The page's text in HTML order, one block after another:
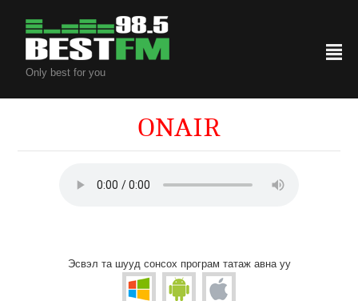
Only best for you
²
ONAIR
Эсвэл та шууд сонсох програм татаж авна уу